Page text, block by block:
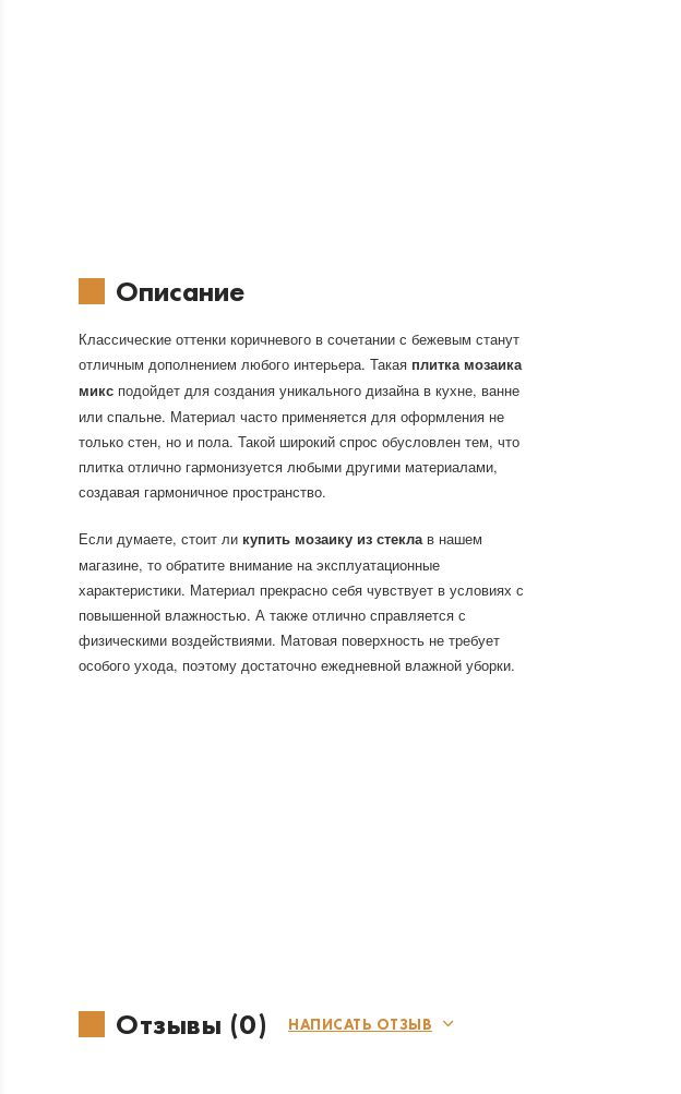
Описание
Классические оттенки коричневого в сочетании с бежевым станут
отличным дополнением любого интерьера. Такая плитка мозаика
микс подойдет для создания уникального дизайна в кухне, ванне
или спальне. Материал часто применяется для оформления не
только стен, но и пола. Такой широкий спрос обусловлен тем, что
плитка отлично гармонизуется любыми другими материалами,
создавая гармоничное пространство.
Если думаете, стоит ли купить мозаику из стеклав нашем
магазине, то обратите внимание на эксплуатационные
характеристики. Материал прекрасно себя чувствует в условиях с
повышенной влажностью. А также отлично справляется с
физическими воздействиями. Матовая поверхность не требует
особого ухода, поэтому достаточно ежедневной влажной уборки.
Отзывы (0) НАПИСАТЬ ОТЗЫВ